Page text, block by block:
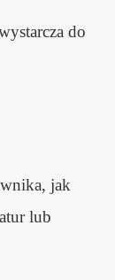
do
jak
lub